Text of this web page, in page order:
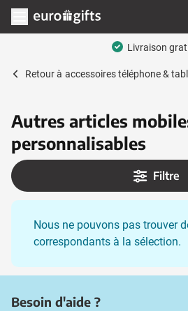
Aller au contenu
Ouvrir le menu
Livraison
Retour à accessoires téléphone &
Autres articles
personnalisables
Filtre
Nous ne pouvons pas trouver
correspondants à la sélection.
Besoin d'aide ?